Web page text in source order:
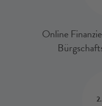
Online
2.